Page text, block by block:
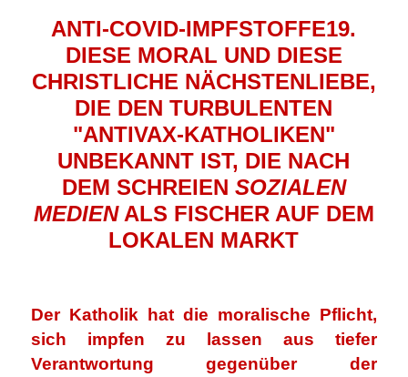
ANTI-COVID-IMPFSTOFFE19.
DIESE MORAL UND DIESE
CHRISTLICHE NÄCHSTENLIEBE,
DIE DEN TURBULENTEN
"ANTIVAX-KATHOLIKEN"
UNBEKANNT IST, DIE NACH
DEM SCHREIEN SOZIALEN
MEDIENALS FISCHER AUF DEM
LOKALEN MARKT
Der Katholik hat die moralische Pflicht,
sich impfen zu lassen
aus tiefer
Verantwortung gegenüber der